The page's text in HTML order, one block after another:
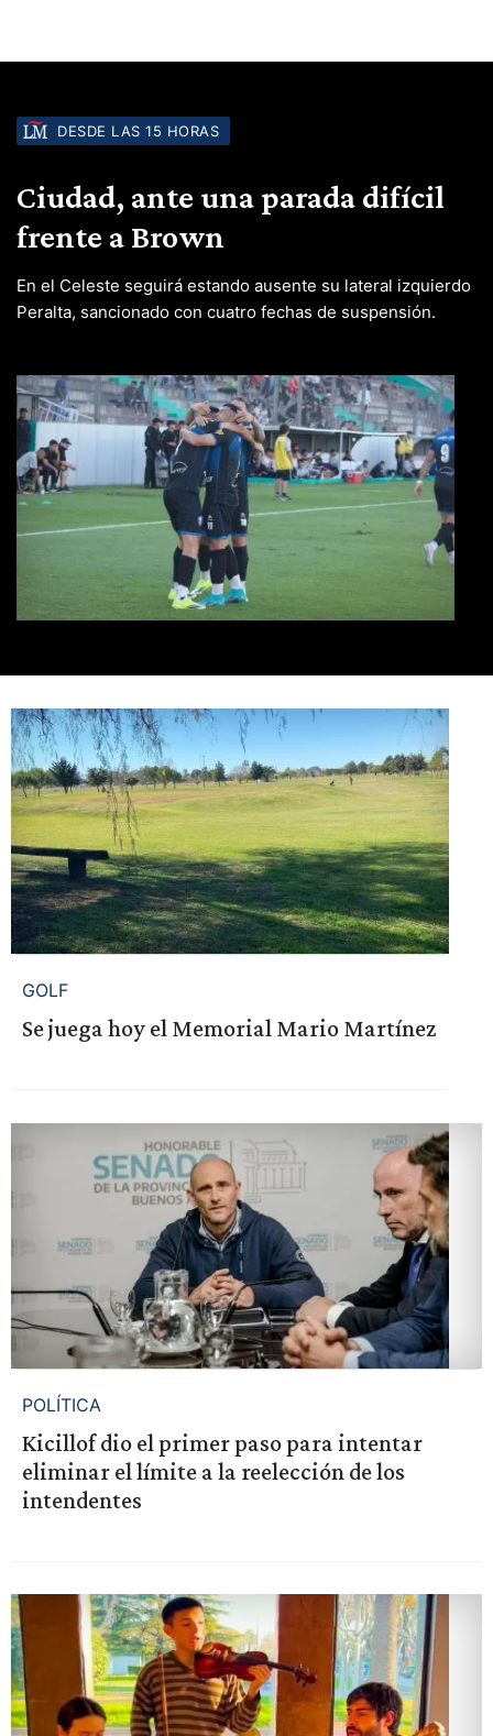
DESDE LAS 15 HORAS
Ciudad, ante una parada difícil
frente a Brown
En el Celeste seguirá estando ausente su lateral izquierdo
Peralta, sancionado con cuatro fechas de suspensión.
GOLF
Se juega hoy el Memorial Mario Martínez
POLÍTICA
Kicillof dio el primer paso para intentar
eliminar el límite a la reelección de los
intendentes